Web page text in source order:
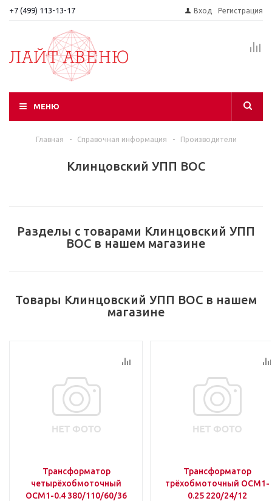
+7 (499) 113-13-17 Вход Регистрация
МЕНЮ
Главная - Справочная информация - Производители
Клинцовский УПП ВОС
Разделы с товарами Клинцовский УПП
ВОС в нашем магазине
Товары Клинцовский УПП ВОС в нашем
магазине
Трансформатор
четырёхобмоточный
ОСМ1-0.4 380/110/60/36
Трансформатор
трёхобмоточный ОСМ1-
0.25 220/24/12